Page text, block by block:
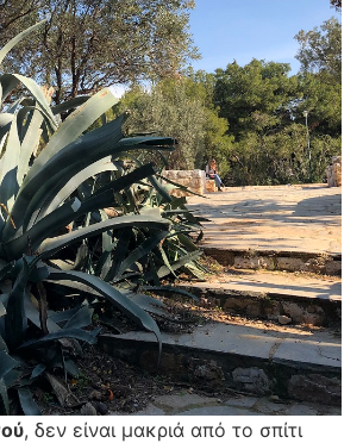
, δεν είναι μακριά από το σπίτι